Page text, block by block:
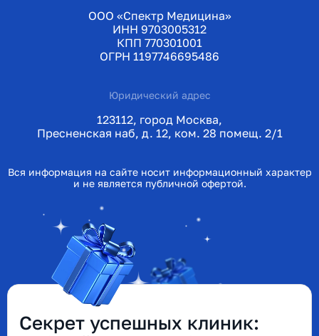
ООО «Спектр Медицина»
ИНН 9703005312
КПП 770301001
ОГРН 1197746695486
Юридический адрес
123112, город Москва,
Пресненская наб, д. 12, ком. 28 помещ. 2/1
Вся информация на сайте носит информационный характер
и не является публичной офертой.
Секрет успешных клиник: